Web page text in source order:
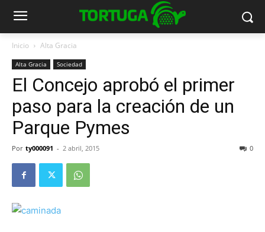
Inicio Alta Gracia
Alta Gracia Sociedad
El Concejo aprobó el primer
paso para la creación de un
Parque Pymes
Por ty000091 - 2 abril, 2015 0